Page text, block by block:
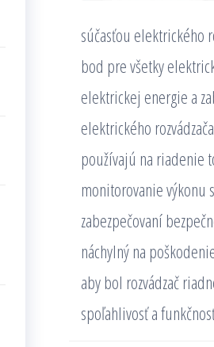
súčasťou elektrického
bod pre všetky
elektrickej energie a
elektrického
používajú na riadenie
monitorovanie výkonu
zabezpečovaní
náchylný na
aby bol rozvádzač
spoľahlivosť a